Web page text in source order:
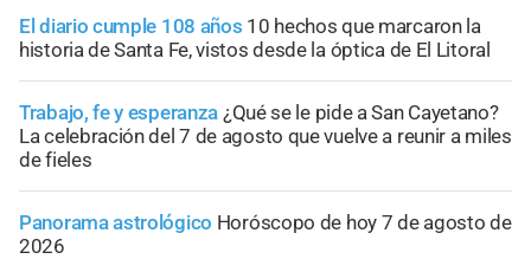
El diario cumple 108 años 10 hechos que marcaron la
historia de Santa Fe, vistos desde la óptica de El Litoral
Trabajo, fe y esperanza ¿Qué se le pide a San Cayetano?
La celebración del 7 de agosto que vuelve a reunir a miles
de fieles
Panorama astrológico Horóscopo de hoy 7 de agosto de
2026